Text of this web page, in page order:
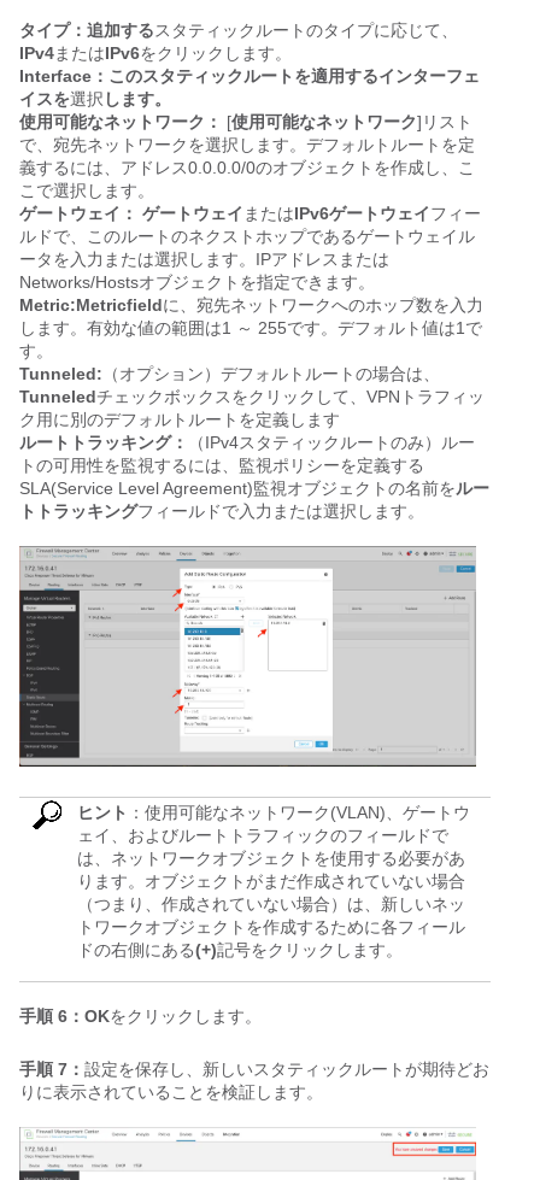
タイプ：追加するスタティックルートのタイプに応じて、
IPv4またはIPv6をクリックします。
Interface：このスタティックルートを適用するインターフェ
イスを選択 します。
使用可能なネットワーク：
[使用可能なネットワーク]リスト
で、宛先ネットワークを選択します。デフォルトルートを定
義するには、アドレス0.0.0.0/0のオブジェクトを作成し、こ
こで選択します。
ゲートウェイ： ゲートウェイ またはIPv6ゲートウェイフィー
ルドで、このルートのネクストホップであるゲートウェイル
ータを入力または選択します。IPアドレスまたは
Networks/Hostsオブジェクトを指定できます。
Metric:Metricfieldに、宛先ネットワークへのホップ数を入力
します。有効な値の範囲は1 ～ 255です。デフォルト値は1で
す。
Tunneled: （オプション）デフォルトルートの場合は、
Tunneledチェックボックスをクリックして、VPNトラフィッ
ク用に別のデフォルトルートを定義します
ルートトラッキング：
（IPv4スタティックルートのみ）ルー
トの可用性を監視するには、監視ポリシーを定義する
SLA(Service Level Agreement)監視オブジェクトの名前をルー
トトラッキングフィールドで入力または選択します。
ヒント ：使用可能なネットワーク(VLAN)、ゲートウ
ェイ、およびルートトラフィックのフィールドで
は、ネットワークオブジェクトを使用する必要があ
ります。オブジェクトがまだ作成されていない場合
（つまり、作成されていない場合）は、新しいネッ
トワークオブジェクトを作成するために各フィール
ドの右側にある(+)記号をクリックします。
手順 6：OKをクリックします。
手順 7： 設定を保存し、新しいスタティックルートが期待どお
りに表示されていることを検証します。